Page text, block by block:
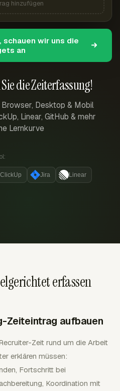
die Zeiterfassung!
Desktop & Mobil
Linear, GitHub & mehr
Lernkurve
ClickUp Jira Linear
hinzufügen
wir uns die
an
erfassen
Zeiteintrag aufbauen
Zeit rund um die Arbeit
erklären müssen:
Fortschritt bei
Koordination mit